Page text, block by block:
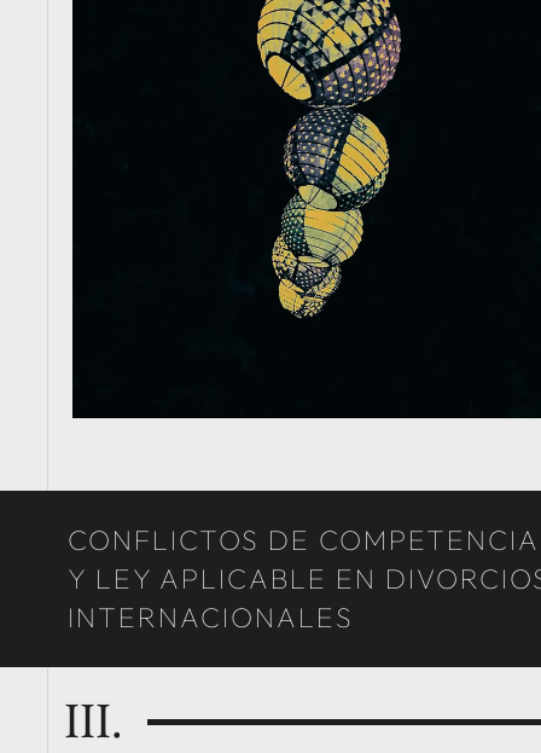
CONFLICTOS DE COMPETENCIA
Y LEY APLICABLE EN
INTERNACIONALES
III.